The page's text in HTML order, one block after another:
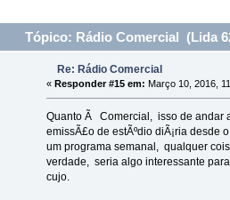
Tópico: Rádio Comercial (Lida
Re: Rádio Comercial
« Responder #15 em: Março 10, 2016,
Quanto Ã Comercial, isso de andar
emissÃ£o de estÃºdio diÃ¡ria
um programa semanal, qualquer
verdade, seria algo interessante
cujo.